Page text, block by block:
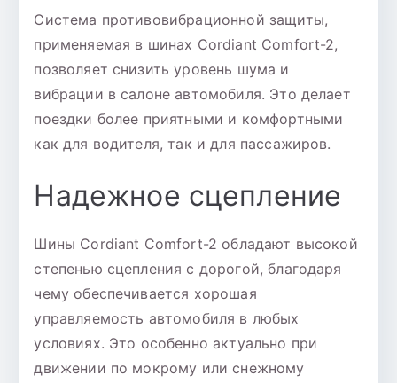
Система противовибрационной защиты,
применяемая в шинах Cordiant Comfort-2,
позволяет снизить уровень шума и
вибрации в салоне автомобиля. Это делает
поездки более приятными и комфортными
как для водителя, так и для пассажиров.
Надежное сцепление
Шины Cordiant Comfort-2 обладают высокой
степенью сцепления с дорогой, благодаря
чему обеспечивается хорошая
управляемость автомобиля в любых
условиях. Это особенно актуально при
движении по мокрому или снежному